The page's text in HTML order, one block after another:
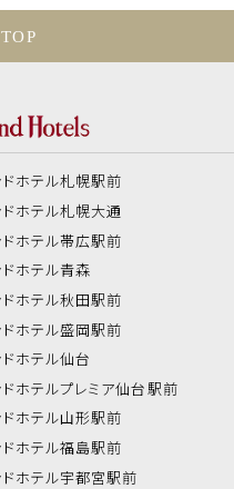
ドホテル札幌駅前
ドホテル札幌大通
ドホテル帯広駅前
ドホテル青森
ドホテル秋田駅前
ドホテル盛岡駅前
ドホテル仙台
ドホテルプレミア仙台駅前
ドホテル山形駅前
ドホテル福島駅前
ドホテル宇都宮駅前